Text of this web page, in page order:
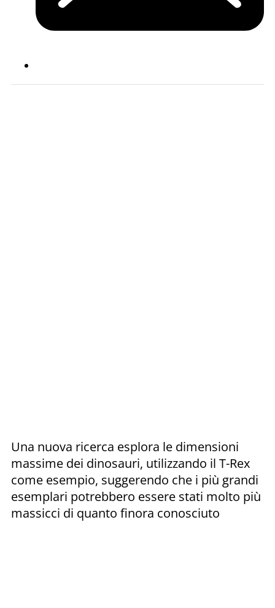
Una nuova ricerca esplora le dimensioni
massime dei dinosauri, utilizzando il T-Rex
come esempio, suggerendo che i più grandi
esemplari potrebbero essere stati molto più
massicci di quanto finora conosciuto